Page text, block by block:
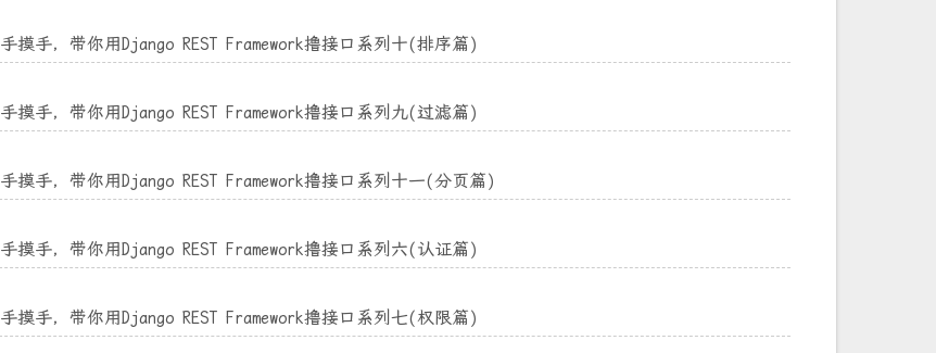
手摸手，带你用Django REST Framework撸接口系列十(排序篇)
手摸手，带你用Django REST Framework撸接口系列九(过滤篇)
手摸手，带你用Django REST Framework撸接口系列十一(分页篇)
手摸手，带你用Django REST Framework撸接口系列六(认证篇)
手摸手，带你用Django REST Framework撸接口系列七(权限篇)